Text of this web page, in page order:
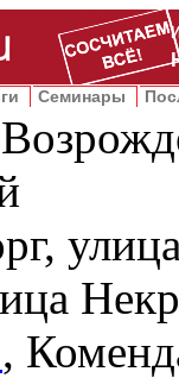
Семинары
,